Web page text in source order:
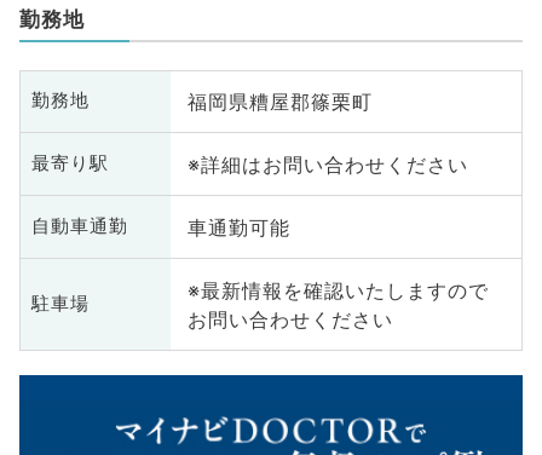
勤務地
勤務地 福岡県糟屋郡篠栗町
最寄り駅 ※詳細はお問い合わせください
自動車通勤 車通勤可能
駐車場
※最新情報を確認いたしますので
お問い合わせください